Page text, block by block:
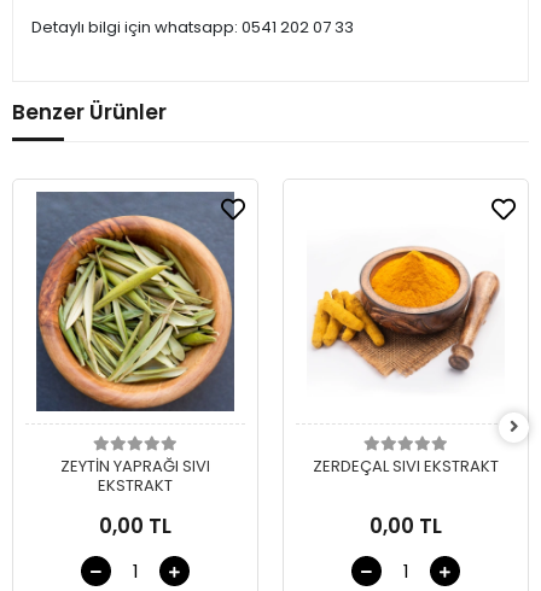
Detaylı bilgi için whatsapp: 0541 202 07 33
Benzer Ürünler
Sepete Ekle
ZEYTİN YAPRAĞI SIVI
EKSTRAKT
0,00 TL
Sepete Ekle
ZERDEÇAL SIVI EKSTRAKT
0,00 TL